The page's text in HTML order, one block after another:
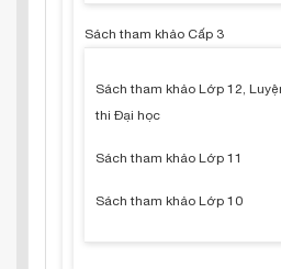
Sách tham khảo Cấp 3
Sách tham khảo Lớp 12,
thi Đại học
Sách tham khảo Lớp 11
Sách tham khảo Lớp 10